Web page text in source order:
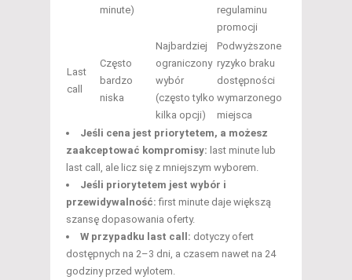
minute)
regulaminu
promocji
Last
call
Często
bardzo
niska
Najbardziej
ograniczony
wybór
(często tylko
kilka opcji)
Podwyższone
ryzyko braku
dostępności
wymarzonego
miejsca
Jeśli cena jest priorytetem, a możesz
zaakceptować kompromisy: last minute lub
last call, ale licz się z mniejszym wyborem.
Jeśli priorytetem jest wybór i
przewidywalność: first minute daje większą
szansę dopasowania oferty.
W przypadku last call: dotyczy ofert
dostępnych na 2–3 dni, a czasem nawet na 24
godziny przed wylotem.